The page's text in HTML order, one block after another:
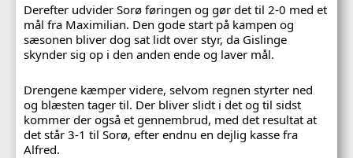
Derefter udvider Sorø føringen og gør det til 2-0 med et
mål fra Maximilian. Den gode start på kampen og
sæsonen bliver dog sat lidt over styr, da Gislinge
skynder sig op i den anden ende og laver mål.
Drengene kæmper videre, selvom regnen styrter ned
og blæsten tager til. Der bliver slidt i det og til sidst
kommer der også et gennembrud, med det resultat at
det står 3-1 til Sorø, efter endnu en dejlig kasse fra
Alfred.